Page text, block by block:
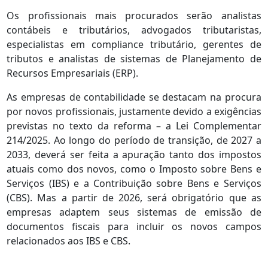
Os profissionais mais procurados serão analistas
contábeis e tributários, advogados tributaristas,
especialistas em compliance tributário, gerentes de
tributos e analistas de sistemas de Planejamento de
Recursos Empresariais (ERP).
As empresas de contabilidade se destacam na procura
por novos profissionais, justamente devido a exigências
previstas no texto da reforma – a Lei Complementar
214/2025. Ao longo do período de transição, de 2027 a
2033, deverá ser feita a apuração tanto dos impostos
atuais como dos novos, como o Imposto sobre Bens e
Serviços (IBS) e a Contribuição sobre Bens e Serviços
(CBS). Mas a partir de 2026, será obrigatório que as
empresas adaptem seus sistemas de emissão de
documentos fiscais para incluir os novos campos
relacionados aos IBS e CBS.